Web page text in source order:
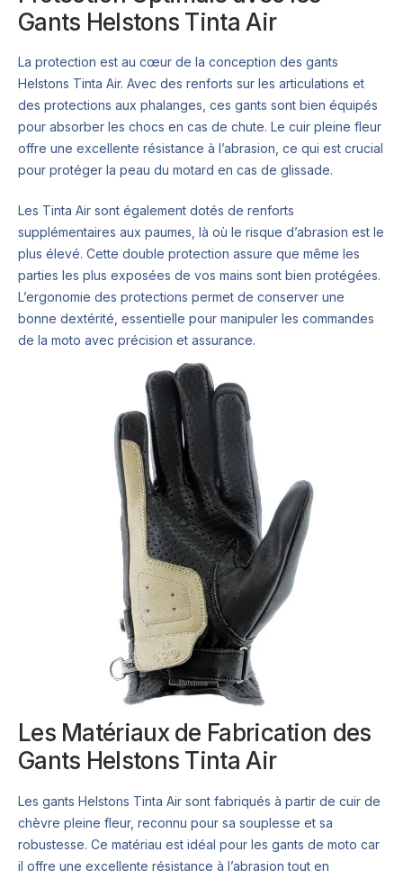
Gants Helstons Tinta Air
La protection est au cœur de la conception des gants
Helstons Tinta Air. Avec des renforts sur les articulations et
des protections aux phalanges, ces gants sont bien équipés
pour absorber les chocs en cas de chute. Le cuir pleine fleur
offre une excellente résistance à l’abrasion, ce qui est crucial
pour protéger la peau du motard en cas de glissade.
Les Tinta Air sont également dotés de renforts
supplémentaires aux paumes, là où le risque d’abrasion est le
plus élevé. Cette double protection assure que même les
parties les plus exposées de vos mains sont bien protégées.
L’ergonomie des protections permet de conserver une
bonne dextérité, essentielle pour manipuler les commandes
de la moto avec précision et assurance.
Les Matériaux de Fabrication des
Gants Helstons Tinta Air
Les gants Helstons Tinta Air sont fabriqués à partir de cuir de
chèvre pleine fleur, reconnu pour sa souplesse et sa
robustesse. Ce matériau est idéal pour les gants de moto car
il offre une excellente résistance à l’abrasion tout en